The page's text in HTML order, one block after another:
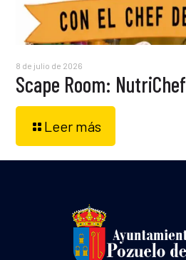
8 de julio de 2026
Scape Room: NutriChef
Leer más